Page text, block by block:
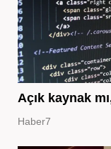
Açık kaynak
Haber7